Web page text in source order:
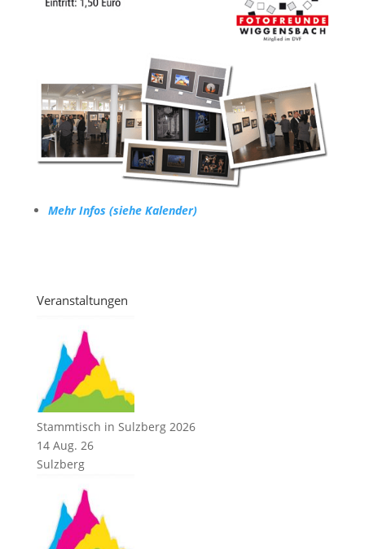
Mehr Infos (siehe Kalender)
Veranstaltungen
Stammtisch in Sulzberg 2026
14 Aug. 26
Sulzberg